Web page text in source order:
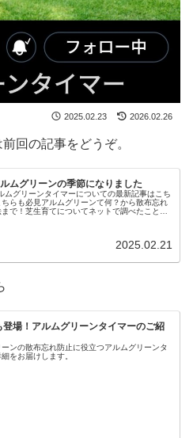
2025.02.23 2026.02.26
回の記事をどうぞ。
ムグリーンの季節になりました
ムグリーンタイマーについての最新記事はこち
ちらも必見アルムグリーンて何？から散布忘れ
まで！芝生育てについてネットで調べたことの
2025.02.21
場！アルムグリーンタイマーのご紹
ーンの散布忘れ防止に役立つアルムグリーンタ
をお届けします。